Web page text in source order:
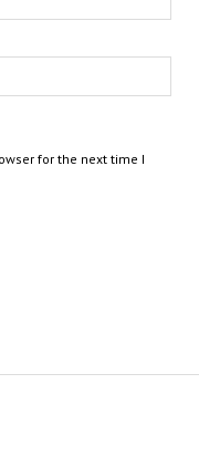
for the next time I